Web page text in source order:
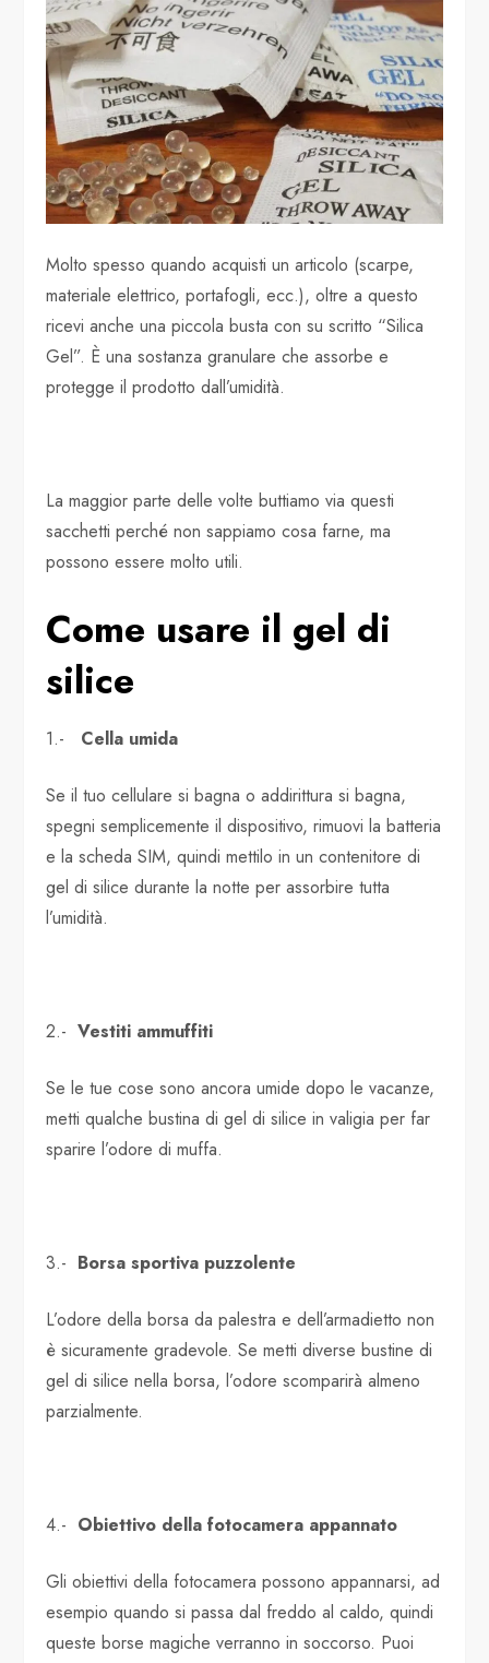
Molto spesso quando acquisti un articolo (scarpe,
materiale elettrico, portafogli, ecc.), oltre a questo
ricevi anche una piccola busta con su scritto “Silica
Gel”. È una sostanza granulare che assorbe e
protegge il prodotto dall’umidità.
La maggior parte delle volte buttiamo via questi
sacchetti perché non sappiamo cosa farne, ma
possono essere molto utili.
Come usare il gel di
silice
1.- Cella umida
Se il tuo cellulare si bagna o addirittura si bagna,
spegni semplicemente il dispositivo, rimuovi la batteria
e la scheda SIM, quindi mettilo in un contenitore di
gel di silice durante la notte per assorbire tutta
l’umidità.
2.-Vestiti ammuffiti
Se le tue cose sono ancora umide dopo le vacanze,
metti qualche bustina di gel di silice in valigia per far
sparire l’odore di muffa.
3.- Borsa sportiva puzzolente
L’odore della borsa da palestra e dell’armadietto non
è sicuramente gradevole. Se metti diverse bustine di
gel di silice nella borsa, l’odore scomparirà almeno
parzialmente.
4.- Obiettivo della fotocamera appannato
Gli obiettivi della fotocamera possono appannarsi, ad
esempio quando si passa dal freddo al caldo, quindi
queste borse magiche verranno in soccorso. Puoi